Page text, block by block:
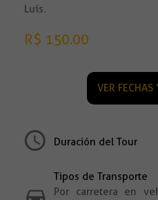
Luís.
R$ 150.00
VER FECHAS
Duración del Tour
Tipos de Transporte
Por carretera en